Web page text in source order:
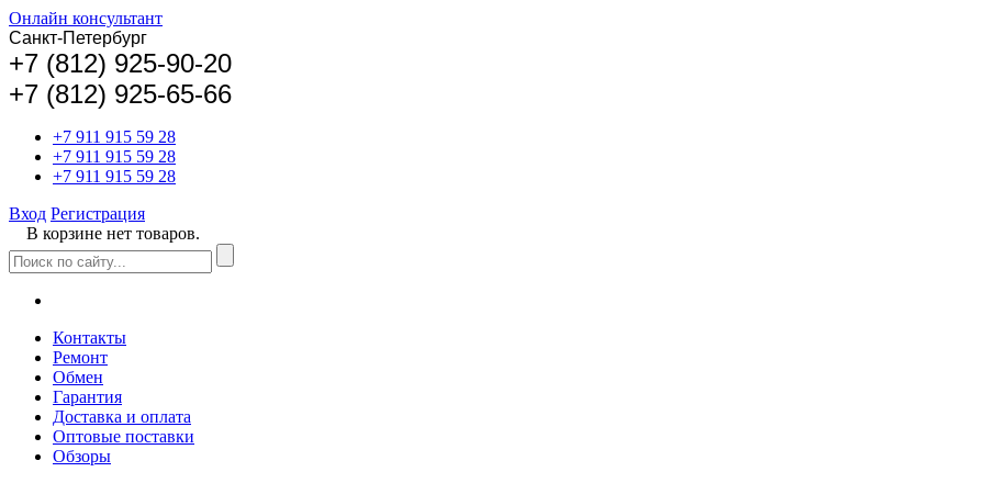
Онлайн консультант
Санкт-Петербург
+7 (812) 925-90-20
+7 (812) 925-65-66
+7 911 915 59 28
+7 911 915 59 28
+7 911 915 59 28
Вход Регистрация
В корзине нет товаров.
Контакты
Ремонт
Обмен
Гарантия
Доставка и оплата
Оптовые поставки
Обзоры